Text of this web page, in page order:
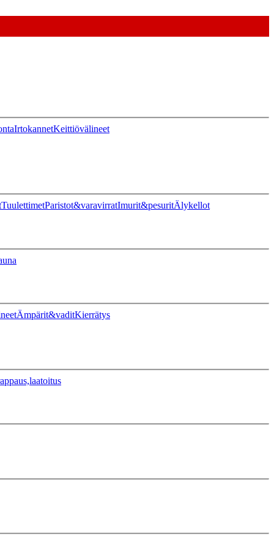
IrtokannetKeittiövälineet
TuulettimetParistot&varavirratImurit&pesuritÄlykellot
Ämpärit&vaditKierrätys